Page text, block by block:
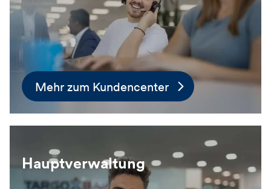
Mehr zum Kundencenter
Hauptverwaltung